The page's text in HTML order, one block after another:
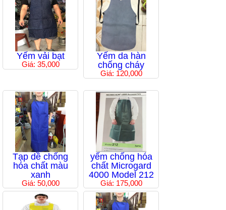
Yếm vải bạt
Giá: 35,000
Yếm da hàn
chống cháy
Giá: 120,000
Tạp dề chống
hóa chất màu
xanh
Giá: 50,000
yếm chống hóa
chất Microgard
4000 Model 212
Giá: 175,000